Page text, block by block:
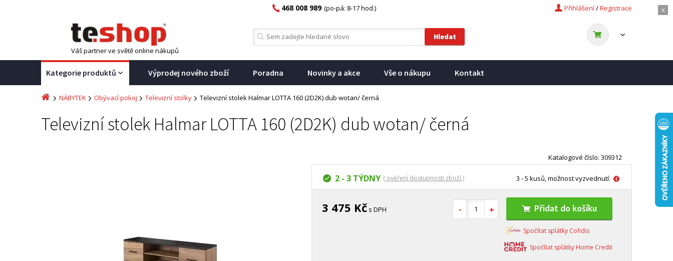
x
Registrace
/
Přihlášení
468 008 989 (po-pá: 8-17 hod.)
Váš partner ve světě online nákupů
Kategorie produktů Výprodej nového zboží Poradna Novinky a akce Vše o nákupu Kontakt
NÁBYTEK Obývací pokoj Televizní stolky Televizní stolek Halmar LOTTA 160 (2D2K) dub wotan/ černá
Televizní stolek Halmar LOTTA 160 (2D2K) dub wotan/ černá
Katalogové číslo: 309312
2 - 3 TÝDNY ( ověření dostupnosti zboží ) 3 - 5 kusů, možnost vyzvednutí:
3 475 Kč s DPH Přidat do košíku
Spočítat splátky Cofidis
Spočítat splátky Home Credit